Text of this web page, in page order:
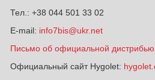
Тел.: +38 044 501 33 02
E-mail: info7bis@ukr.net
Письмо об официальной
Официальный сайт Hygolet: